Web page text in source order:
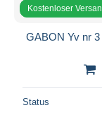
Kostenloser
GABON Yv nr 3
Status